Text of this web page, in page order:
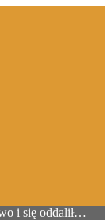
i się oddalił…